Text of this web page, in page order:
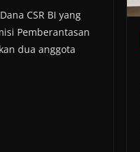
CSR BI yang
Pemberantasan
dua anggota